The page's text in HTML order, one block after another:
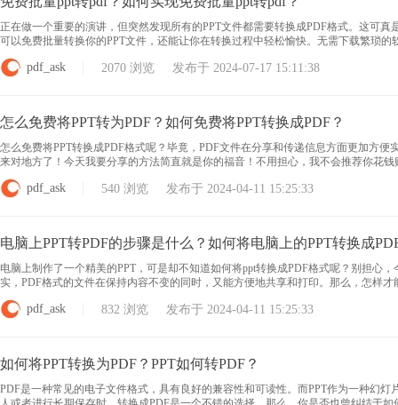
正在做一个重要的演讲，但突然发现所有的PPT文件都需要转换成PDF格式。这可
可以免费批量转换你的PPT文件，还能让你在转换过程中轻松愉快。无需下载繁琐
你是学生、老师还是企业人士，这个工具都将成为你工作生活中的得力助手。还在
pdf_ask 2070 浏览 发布于 2024-07-17 15:11:38
怎么免费将PPT转为PDF？如何免费将PPT转换成PDF？
怎么免费将PPT转换成PDF格式呢？毕竟，PDF文件在分享和传递信息方面更加方
来对地方了！今天我要分享的方法简直就是你的福音！不用担心，我不会推荐你花
简单的步骤，你就能免费将PPT转换成PDF格式！快来跟我一起学习吧！ 免费把
pdf_ask 540 浏览 发布于 2024-04-11 15:25:33
电脑上PPT转PDF的步骤是什么？如何将电脑上的PPT转换成
电脑上制作了一个精美的PPT，可是却不知道如何将ppt转换成PDF格式呢？别担心
实，PDF格式的文件在保持内容不变的同时，又能方便地共享和打印。那么，怎样
的步骤，让你的PPT瞬间焕发新生吧！ 电脑上PPT转换成PDF 只需打开此工具软件
pdf_ask 832 浏览 发布于 2024-04-11 15:25:33
如何将PPT转换为PDF？PPT如何转PDF？
PDF是一种常见的电子文件格式，具有良好的兼容性和可读性。而PPT作为一种幻